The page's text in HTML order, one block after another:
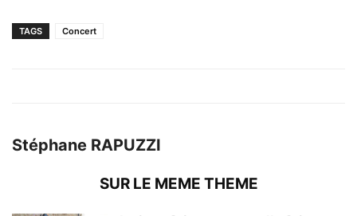
TAGS Concert
Stéphane RAPUZZI
SUR LE MEME THEME